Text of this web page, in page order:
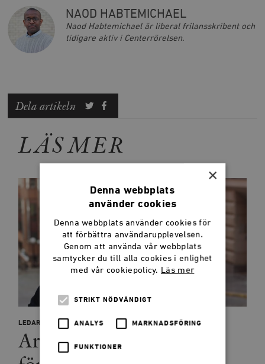
NAOD HABTEMICHAEL
Naod Habtemichael är liberal frilansskribent och
tidigare aktiv i Centerrörelsen.
Dela artikeln
LÄS MER
LEDARE
Arbetsförmedlingen har
×
Denna webbplats
använder cookies
Denna webbplats använder cookies för
att förbättra användarupplevelsen.
Genom att använda vår webbplats
samtycker du till alla cookies i enlighet
med vår cookiepolicy. Läs mer
STRIKT NÖDVÄNDIGT
ANALYS MARKNADSFÖRING
FUNKTIONER